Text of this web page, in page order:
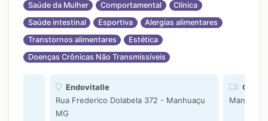
Saúde da Mulher Comportamental
Clínica
Saúde intestinal
Esportiva
Alergias alimentares
Transtornos alimentares
Estética
Doenças Crônicas Não Transmissíveis
Endovitalle
Rua Frederico Dolabela 372 - Manhuaçu
MG
On-